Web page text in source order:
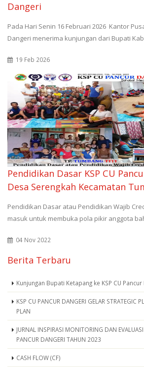
Dangeri
Pada Hari Senin 16 Februari 2026 Kantor
Dangeri menerima kunjungan dari Bupati
19 Feb 2026
Pendidikan Dasar KSP CU
Desa Serengkah Kecamatan
Pendidikan Dasar atau Pendidikan Wajib
masuk untuk membuka pola pikir anggota
04 Nov 2022
Berita Terbaru
Kunjungan Bupati Ketapang ke KSP CU
KSP CU PANCUR DANGERI GELAR STRATEGIC
PLAN
JURNAL INSPIRASI MONITORING DAN
PANCUR DANGERI TAHUN 2023
CASH FLOW (CF)